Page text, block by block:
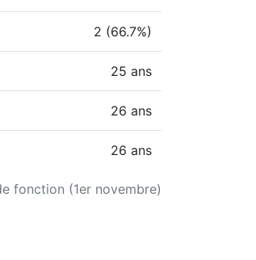
fonction (1er novembre)
2 (66.7%)
25 ans
26 ans
26 ans